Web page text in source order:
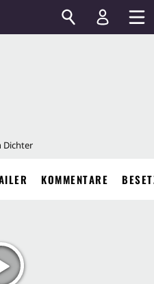
Dichter
KOMMENTARE